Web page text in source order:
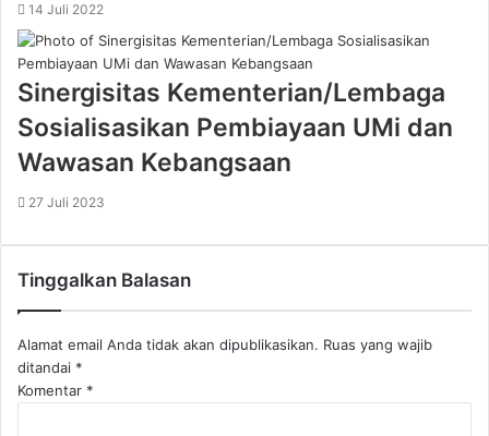
14 Juli 2022
Sinergisitas Kementerian/Lembaga
Sosialisasikan Pembiayaan UMi dan
Wawasan Kebangsaan
27 Juli 2023
Tinggalkan Balasan
Alamat email Anda tidak akan dipublikasikan. Ruas yang wajib
ditandai *
Komentar *